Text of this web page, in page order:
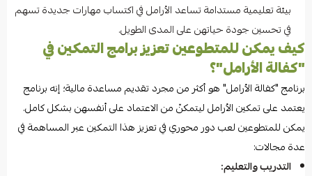
بيئة تعليمية مستدامة تساعد الأرامل في اكتساب مهارات جديدة تسهم
في تحسين جودة حياتهن على المدى الطويل.
كيف يمكن للمتطوعين تعزيز برامج التمكين في
"كفالة الأرامل"؟
برنامج "كفالة الأرامل" هو أكثر من مجرد تقديم مساعدة مالية؛ إنه برنامج
يعتمد على تمكين الأرامل ليتمكنّ من الاعتماد على أنفسهن بشكل كامل.
يمكن للمتطوعين لعب دور محوري في تعزيز هذا التمكين عبر المساهمة في
عدة مجالات:
التدريب والتعليم: